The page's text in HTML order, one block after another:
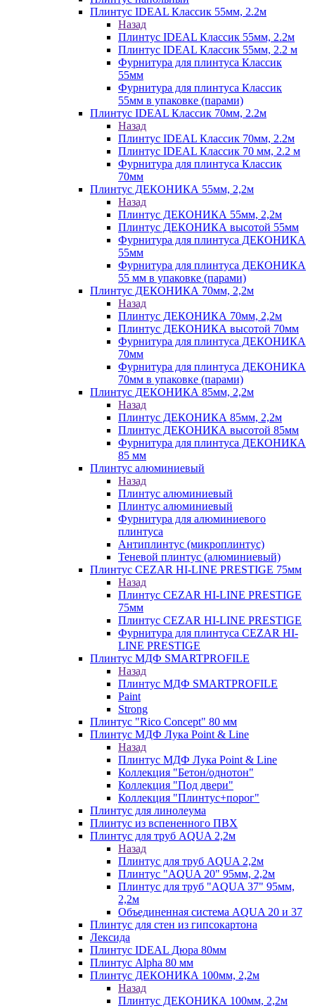
Плинтус IDEAL Классик 55мм, 2.2м
Назад
Плинтус IDEAL Классик 55мм, 2.2м
Плинтус IDEAL Классик 55мм, 2.2 м
Фурнитура для плинтуса Классик
55мм
Фурнитура для плинтуса Классик
55мм в упаковке (парами)
Плинтус IDEAL Классик 70мм, 2.2м
Назад
Плинтус IDEAL Классик 70мм, 2.2м
Плинтус IDEAL Классик 70 мм, 2.2 м
Фурнитура для плинтуса Классик
70мм
Плинтус ДЕКОНИКА 55мм, 2,2м
Назад
Плинтус ДЕКОНИКА 55мм, 2,2м
Плинтус ДЕКОНИКА высотой 55мм
Фурнитура для плинтуса ДЕКОНИКА
55мм
Фурнитура для плинтуса ДЕКОНИКА
55 мм в упаковке (парами)
Плинтус ДЕКОНИКА 70мм, 2,2м
Назад
Плинтус ДЕКОНИКА 70мм, 2,2м
Плинтус ДЕКОНИКА высотой 70мм
Фурнитура для плинтуса ДЕКОНИКА
70мм
Фурнитура для плинтуса ДЕКОНИКА
70мм в упаковке (парами)
Плинтус ДЕКОНИКА 85мм, 2,2м
Назад
Плинтус ДЕКОНИКА 85мм, 2,2м
Плинтус ДЕКОНИКА высотой 85мм
Фурнитура для плинтуса ДЕКОНИКА
85 мм
Плинтус алюминиевый
Назад
Плинтус алюминиевый
Плинтус алюминиевый
Фурнитура для алюминиевого
плинтуса
Антиплинтус (микроплинтус)
Теневой плинтус (алюминиевый)
Плинтус CEZAR HI-LINE PRESTIGE 75мм
Назад
Плинтус CEZAR HI-LINE PRESTIGE
75мм
Плинтус CEZAR HI-LINE PRESTIGE
Фурнитура для плинтуса CEZAR HI-
LINE PRESTIGE
Плинтус МДФ SMARTPROFILE
Назад
Плинтус МДФ SMARTPROFILE
Paint
Strong
Плинтус "Rico Concept" 80 мм
Плинтус МДФ Лука Point & Line
Назад
Плинтус МДФ Лука Point & Line
Коллекция "Бетон/однотон"
Коллекция "Под двери"
Коллекция "Плинтус+порог"
Плинтус для линолеума
Плинтус из вспененного ПВХ
Плинтус для труб AQUA 2,2м
Назад
Плинтус для труб AQUA 2,2м
Плинтус "AQUA 20" 95мм, 2,2м
Плинтус для труб "AQUA 37" 95мм,
2,2м
Объединенная система AQUA 20 и 37
Плинтус для стен из гипсокартона
Лексида
Плинтус IDEAL Дюра 80мм
Плинтус Alpha 80 мм
Плинтус ДЕКОНИКА 100мм, 2,2м
Назад
Плинтус ДЕКОНИКА 100мм, 2,2м